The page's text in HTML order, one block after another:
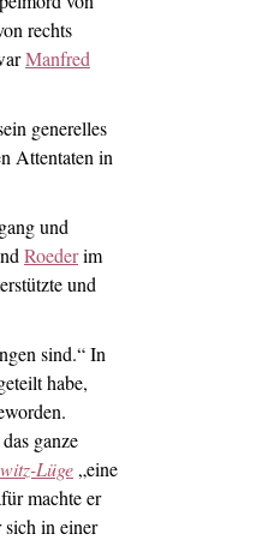
rechts
Manfred
generelles
Attentaten in
und
Roederim
und
sind.“ In
habe,
ganze
Lüge „eine
machte er
sich in einer